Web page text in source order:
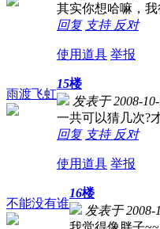
其实你想哈嘛，
回复 支持 反对
使用道具 举报
雨渡飞虹
15楼
发表于 2008-
一共可以猜几次?
回复 支持 反对
使用道具 举报
不能没有谁
16楼
发表于 2008-